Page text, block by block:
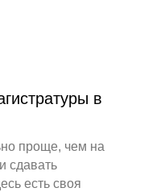
в
проще, чем на
сдавать
есть своя